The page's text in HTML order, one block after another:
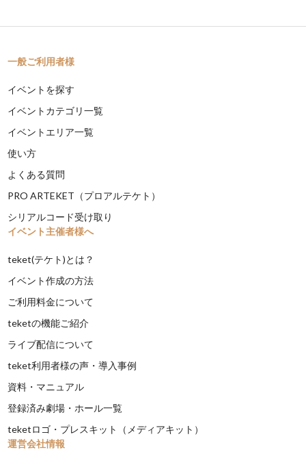
一般ご利用者様
イベントを探す
イベントカテゴリ一覧
イベントエリア一覧
使い方
よくある質問
PRO ARTEKET（プロアルテケト）
シリアルコード受け取り
イベント主催者様へ
teket(テケト)とは？
イベント作成の方法
ご利用料金について
teketの機能ご紹介
ライブ配信について
teket利用者様の声・導入事例
資料・マニュアル
登録済み劇場・ホール一覧
teketロゴ・プレスキット（メディアキット）
運営会社情報